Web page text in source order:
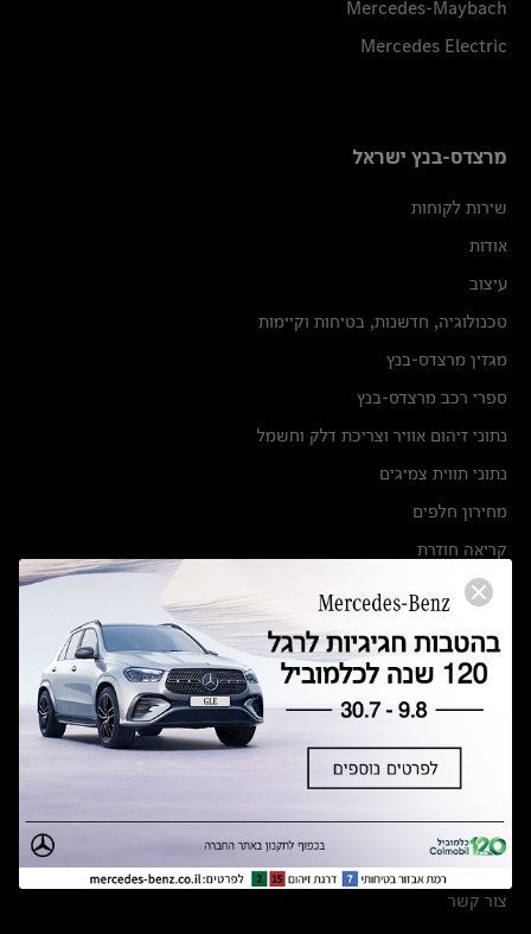
Mercedes-Maybach
Mercedes Electric
מרצדס-בנץ ישראל
שירות לקוחות
אודות
עיצוב
טכנולוגיה, חדשנות, בטיחות וקיימות
מגזין מרצדס-בנץ
ספרי רכב מרצדס-בנץ
נתוני זיהום אוויר וצריכת דלק וחשמל
נתוני תווית צמיגים
מחירון חלפים
קריאה חוזרת
הודעה על הטבות לרכבי מרצדס בהסדר פשרה בתצ 56447-02-19
תקנון ימי מכירות 120 לכלמוביל
מצאו אותנו
אולמות תצוגה
מרכזי שירות
צור קשר